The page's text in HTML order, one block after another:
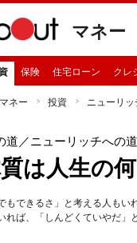
マネー
保険 住宅ローン クレ
マネー 投資 ニューリッ
道 ／ニューリッチへの道
は人生の
もできるさ」と考える人も
れば、「しんどくていやだ」